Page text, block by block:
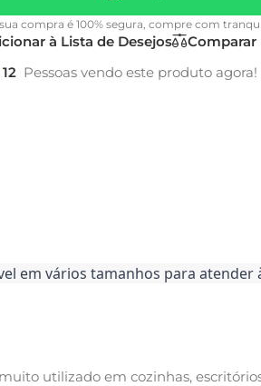
compra é 100% segura, compre com
à Lista de Desejos
Comparar
12 Pessoas vendo este produto agora!
em vários tamanhos para atender
utilizado em cozinhas,